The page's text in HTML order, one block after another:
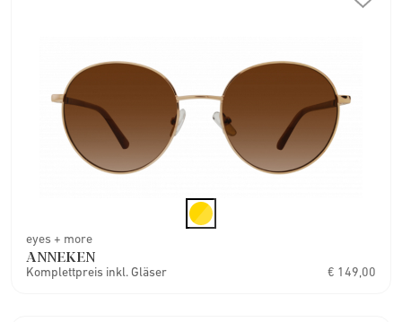
eyes + more
ANNEKEN
Komplettpreis inkl. Gläser € 149,00